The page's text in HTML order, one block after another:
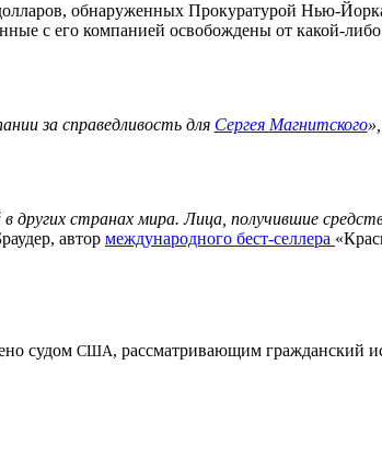
обнаруженных Прокуратурой Нью-
с его компанией освобождены от какой-
за справедливость для Сергея Магнитского»,
других странах мира. Лица, получившие
автор международного бест-селлера
судом США, рассматривающим гражданский